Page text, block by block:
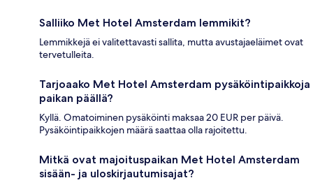
Salliiko Met Hotel Amsterdam lemmikit?
Lemmikkejä ei valitettavasti sallita, mutta avustajaeläimet ovat
tervetulleita.
Tarjoaako Met Hotel Amsterdam pysäköintipaikkoja
paikan päällä?
Kyllä. Omatoiminen pysäköinti maksaa 20 EUR per päivä.
Pysäköintipaikkojen määrä saattaa olla rajoitettu.
Mitkä ovat majoituspaikan Met Hotel Amsterdam
sisään- ja uloskirjautumisajat?